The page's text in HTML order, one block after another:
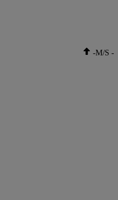
-M/S -